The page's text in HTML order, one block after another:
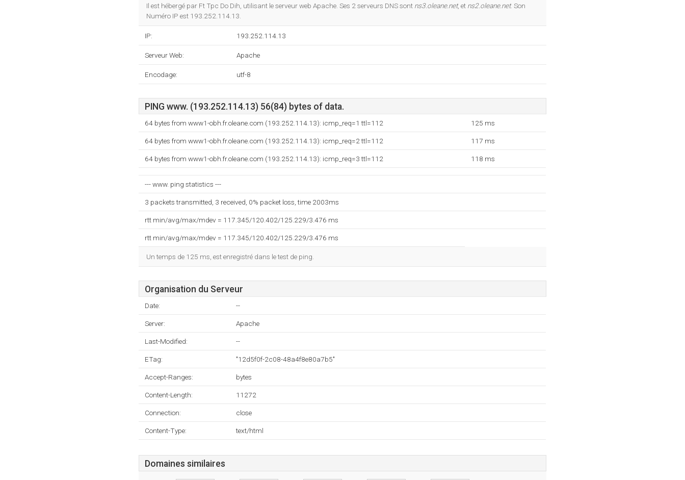
Il est hébergé par Ft Tpc Do Dih, utilisant le serveur web Apache. Ses 2 serveurs DNS sont ns3.oleane.net, et ns2.oleane.net. Son
Numéro IP est 193.252.114.13.
IP: 193.252.114.13
Serveur Web: Apache
Encodage: utf-8
PING www. (193.252.114.13) 56(84) bytes of data.
64 bytes from www1-obh.fr.oleane.com (193.252.114.13): icmp_req=1 ttl=112 125 ms
64 bytes from www1-obh.fr.oleane.com (193.252.114.13): icmp_req=2 ttl=112 117 ms
64 bytes from www1-obh.fr.oleane.com (193.252.114.13): icmp_req=3 ttl=112 118 ms
--- www. ping statistics ---
3 packets transmitted, 3 received, 0% packet loss, time 2003ms
rtt min/avg/max/mdev = 117.345/120.402/125.229/3.476 ms
rtt min/avg/max/mdev = 117.345/120.402/125.229/3.476 ms
Un temps de 125 ms, est enregistré dans le test de ping.
Organisation du Serveur
Date: --
Server: Apache
Last-Modified: --
ETag: "12d5f0f-2c08-48a4f8e80a7b5"
Accept-Ranges: bytes
Content-Length: 11272
Connection: close
Content-Type: text/html
Domaines similaires